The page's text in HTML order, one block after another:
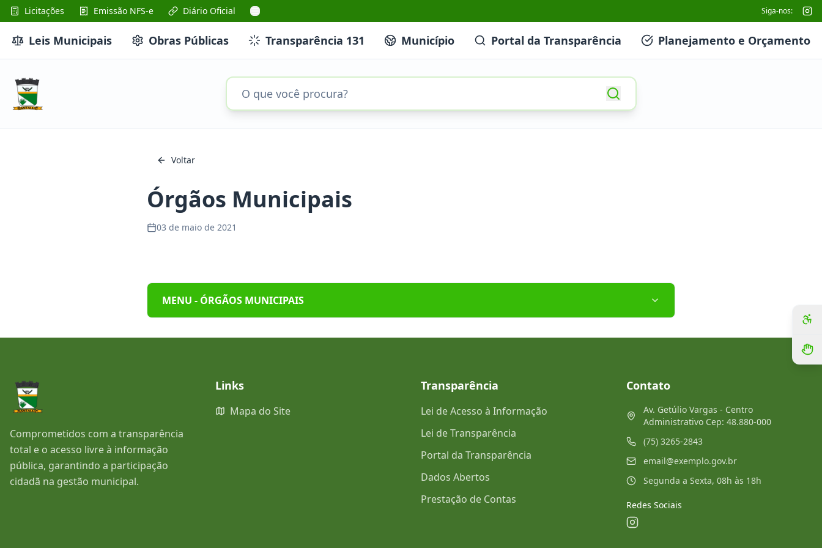
Licitações Emissão NFS-e Diário Oficial Siga-nos:
Leis Municipais Obras Públicas Transparência 131 Município Portal da Transparência Planejamento e Orçamento
Voltar
Órgãos Municipais
03 de maio de 2021
MENU - ÓRGÃOS MUNICIPAIS
Comprometidos com a transparência
total e o acesso livre à informação
pública, garantindo a participação
cidadã na gestão municipal.
Links
Mapa do Site
Transparência
Lei de Acesso à Informação
Lei de Transparência
Portal da Transparência
Dados Abertos
Prestação de Contas
Contato
Av. Getúlio Vargas - Centro
Administrativo Cep: 48.880-000
(75) 3265-2843
email@exemplo.gov.br
Segunda a Sexta, 08h às 18h
Redes Sociais